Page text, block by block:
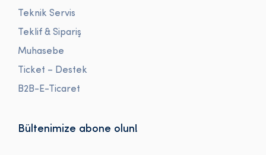
Teknik Servis
Teklif & Sipariş
Muhasebe
Ticket – Destek
B2B-E-Ticaret
Bültenimize abone olun!